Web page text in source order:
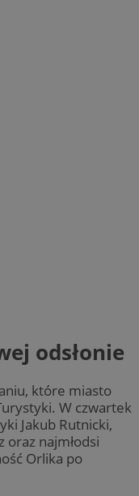
odsłonie
które miasto
W czwartek
Jakub Rutnicki,
oraz najmłodsi
Orlika po